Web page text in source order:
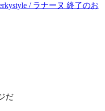
/ ラナーヌ 終了のお
だ